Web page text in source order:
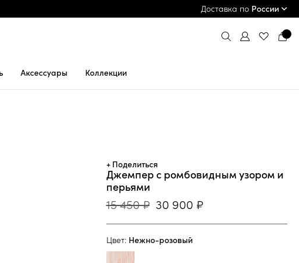
ПРИМЕРКА И ОПЛАТА ПРИ ПОЛУЧЕНИИ*
Доставка по России
Аксессуары Коллекции
+ Поделиться
Джемпер с ромбовидным узором и
перьями
15 450 ₽ 30 900 ₽
Цвет: Нежно-розовый